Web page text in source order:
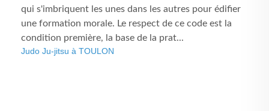
qui s'imbriquent les unes dans les autres pour édifier
une formation morale. Le respect de ce code est la
condition première, la base de la prat...
Judo Ju-jitsu à TOULON